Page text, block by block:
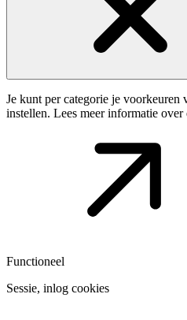
Je kunt per categorie je
instellen. Lees meer informatie over
Functioneel
Sessie, inlog cookies